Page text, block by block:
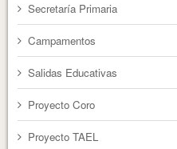
Secretaría Primaria
Campamentos
Salidas Educativas
Proyecto Coro
Proyecto TAEL